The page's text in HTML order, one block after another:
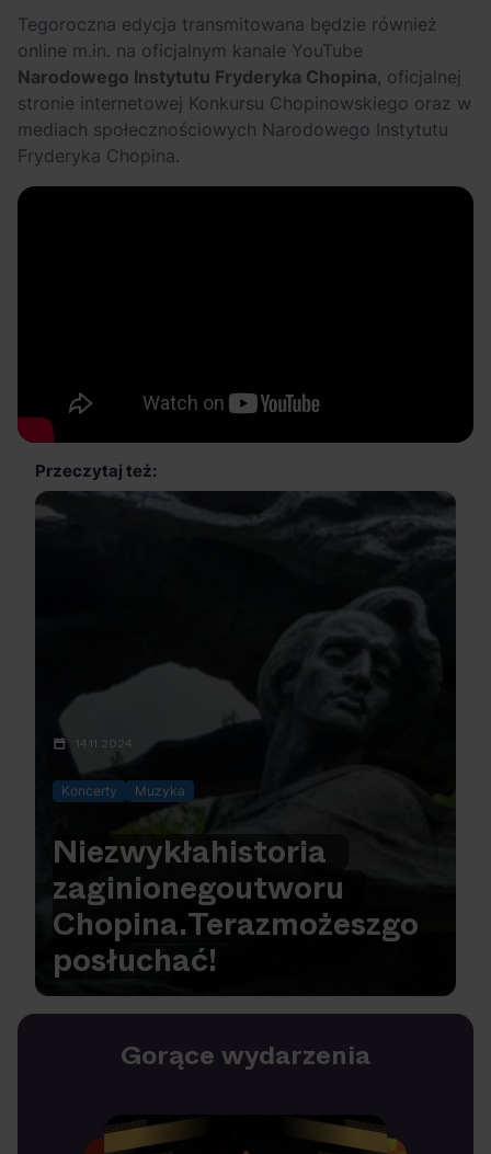
Tegoroczna edycja transmitowana będzie również
online m.in. na oficjalnym kanale YouTube
Narodowego Instytutu Fryderyka Chopina , oficjalnej
stronie internetowej Konkursu Chopinowskiego oraz w
mediach społecznościowych Narodowego Instytutu
Fryderyka Chopina.
Przeczytaj też:
14.11.2024
Koncerty Muzyka
Niezwykłahistoria
zaginionegoutworu
Chopina.Terazmożeszgo
posłuchać!
Gorące wydarzenia